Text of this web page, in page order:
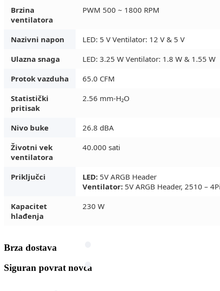
Brzina
ventilatora
PWM 500 ~ 1800 RPM
Nazivni napon
LED: 5 V Ventilator: 12 V & 5 V
Ulazna snaga
LED: 3.25 W Ventilator: 1.8 W & 1.55 W
Protok vazduha
65.0 CFM
Statistički
pritisak
2.56 mm-H₂O
Nivo buke
26.8 dBA
Životni vek
ventilatora
40.000 sati
Priključci LED: 5V ARGB Header
Ventilator: 5V ARGB Header, 2510 –
Kapacitet
hlađenja
230 W
Brza dostava
Siguran povrat novca